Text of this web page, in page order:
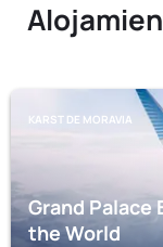
KARST DE MORAVIA
Grand Palace
the World